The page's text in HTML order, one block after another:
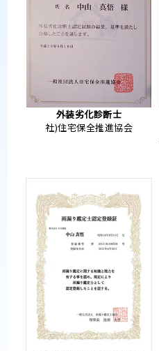
外装劣化診断士
社)住宅保全推進協会